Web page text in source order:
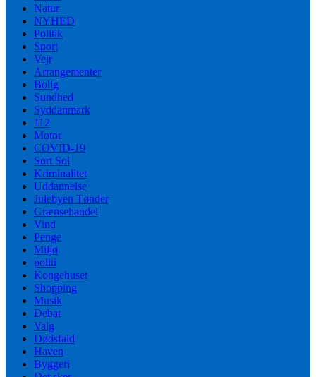
Natur
NYHED
Politik
Sport
Vejr
Arrangementer
Bolig
Sundhed
Syddanmark
112
Motor
COVID-19
Sort Sol
Kriminalitet
Uddannelse
Julebyen Tønder
Grænsehandel
Vind
Penge
Miljø
politi
Kongehuset
Shopping
Musik
Debat
Valg
Dødsfald
Haven
Byggeri